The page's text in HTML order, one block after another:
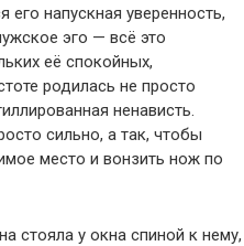
напускная уверенность,
эго — всё это
её спокойных,
родилась не просто
ненависть.
сильно, а так, чтобы
место и вонзить нож по
стояла у окна спиной к нему,